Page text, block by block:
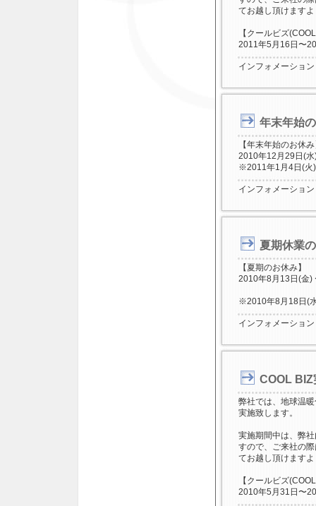
てお越し頂けます
【クールビズ
2011年5月16日〜
インフォメーション
年末年始
【年末年始のお休
2010年12月29日(
※2011年1月4日(火
インフォメーション
夏期休業
【夏期のお休み】
2010年8月13日(金)
※2010年8月18日(
インフォメーション
COOL BIZ
弊社では、地球温
実施致します。
実施期間中は、弊
すので、ご来社の
てお越し頂けます
【クールビズ
2010年5月31日〜